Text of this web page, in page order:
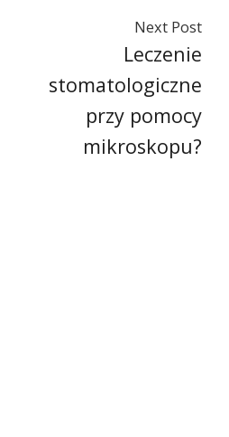
Next Post
Leczenie
stomatologiczne
przy pomocy
mikroskopu?